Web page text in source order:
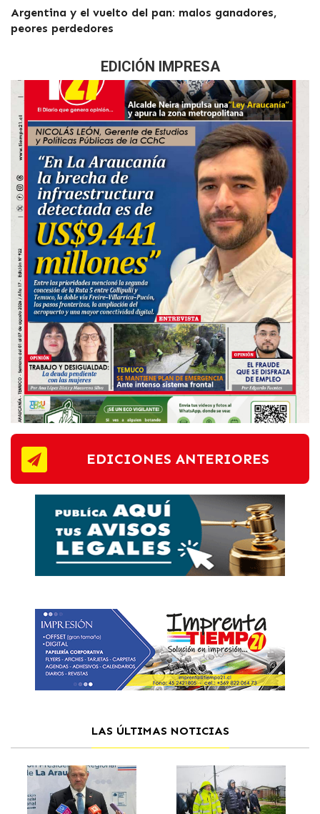
Argentina y el vuelto del pan: malos ganadores,
peores perdedores
EDICIÓN IMPRESA
EDICIONES ANTERIORES
LAS ÚLTIMAS NOTICIAS